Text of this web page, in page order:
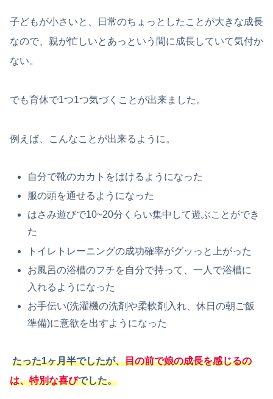
子どもが小さいと、日常のちょっとしたことが大きな成長
なので、親が忙しいとあっという間に成長していて気付か
ない。
でも育休で1つ1つ気づくことが出来ました。
例えば、こんなことが出来るように。
自分で靴のカカトをはけるようになった
服の頭を通せるようになった
はさみ遊びで10~20分くらい集中して遊ぶことができ
た
トイレトレーニングの成功確率がグッっと上がった
お風呂の浴槽のフチを自分で持って、一人で浴槽に
入れるようになった
お手伝い(洗濯機の洗剤や柔軟剤入れ、休日の朝ご飯
準備)に意欲を出すようになった
たった1ヶ月半でしたが、目の前で娘の成長を感じるの
は、特別な喜びでした。